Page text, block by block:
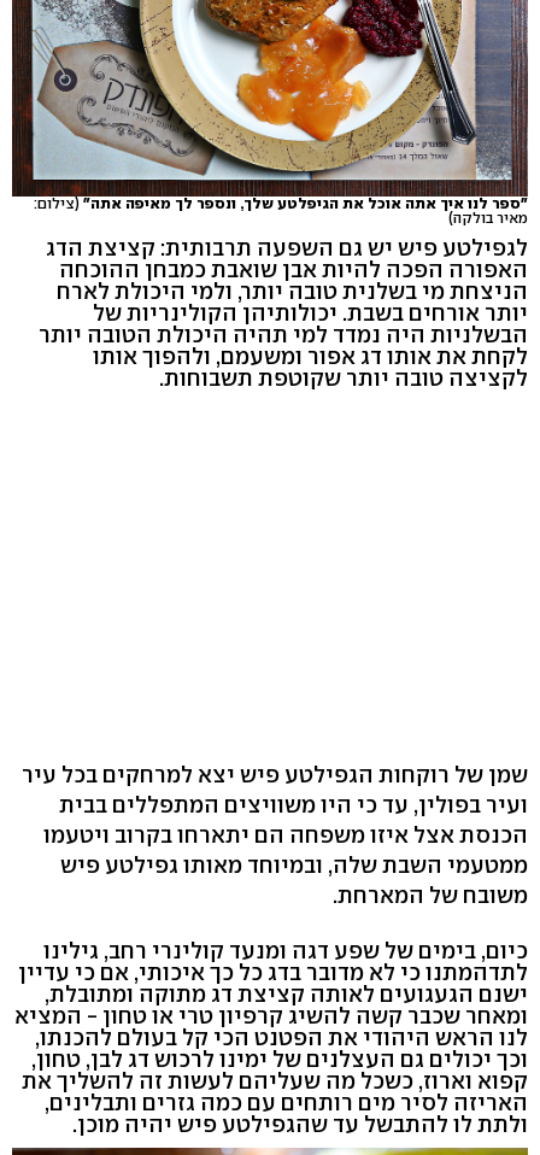
"ספר לנו איך אתה אוכל את הגיפלטע שלך, ונספר לך מאיפה אתה"(צילום:
מאיר בולקה)
לגפילטע פיש יש גם השפעה תרבותית: קציצת הדג
האפורה הפכה להיות אבן שואבת כמבחן ההוכחה
הניצחת מי בשלנית טובה יותר, ולמי היכולת לארח
יותר אורחים בשבת. יכולותיהן הקולינריות של
הבשלניות היה נמדד למי תהיה היכולת הטובה יותר
לקחת את אותו דג אפור ומשעמם, ולהפוך אותו
לקציצה טובה יותר שקוטפת תשבוחות.
שמן של רוקחות הגפילטע פיש יצא למרחקים בכל עיר
ועיר בפולין, עד כי היו משוויצים המתפללים בבית
הכנסת אצל איזו משפחה הם יתארחו בקרוב ויטעמו
ממטעמי השבת שלה, ובמיוחד מאותו גפילטע פיש
משובח של המארחת.
כיום, בימים של שפע דגה ומנעד קולינרי רחב, גילינו
לתדהמתנו כי לא מדובר בדג כל כך איכותי, אם כי עדיין
ישנם הגעגועים לאותה קציצת דג מתוקה ומתובלת,
ומאחר שכבר קשה להשיג קרפיון טרי או טחון - המציא
לנו הראש היהודי את הפטנט הכי קל בעולם להכנתו,
וכך יכולים גם העצלנים של ימינו לרכוש דג לבן, טחון,
קפוא וארוז, כשכל מה שעליהם לעשות זה להשליך את
האריזה לסיר מים רותחים עם כמה גזרים ותבלינים,
ולתת לו להתבשל עד שהגפילטע פיש יהיה מוכן.